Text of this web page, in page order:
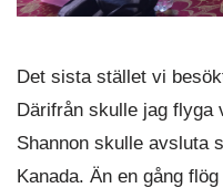
Det sista stället vi
Därifrån skulle jag flyga
Shannon skulle avsluta
Kanada. Än en gång